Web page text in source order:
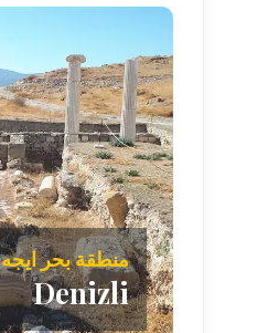
منطقة بحر ايجه
Denizli